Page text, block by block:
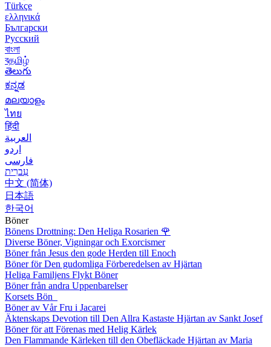
Türkçe
ελληνικά
Български
Русский
বাংলা
বதமிழ்
తెలుగు
ಕನ್ನಡ
മലയാളം
ไทย
हिंदी
العربية
اردو
فارسی
עִברִית
中文 (简体)
日本語
한국어
Böner
Bönens Drottning: Den Heliga Rosarien 🌹
Diverse Böner, Vigningar och Exorcismer
Böner från Jesus den gode Herden till Enoch
Böner för Den gudomliga Förberedelsen av Hjärtan
Heliga Familjens Flykt Böner
Böner från andra Uppenbarelser
Korsets Bön
Böner av Vår Fru i Jacarei
Äktenskaps Devotion till Den Allra Kastaste Hjärtan av Sankt Josef
Böner för att Förenas med Helig Kärlek
Den Flammande Kärleken till den Obefläckade Hjärtan av Maria